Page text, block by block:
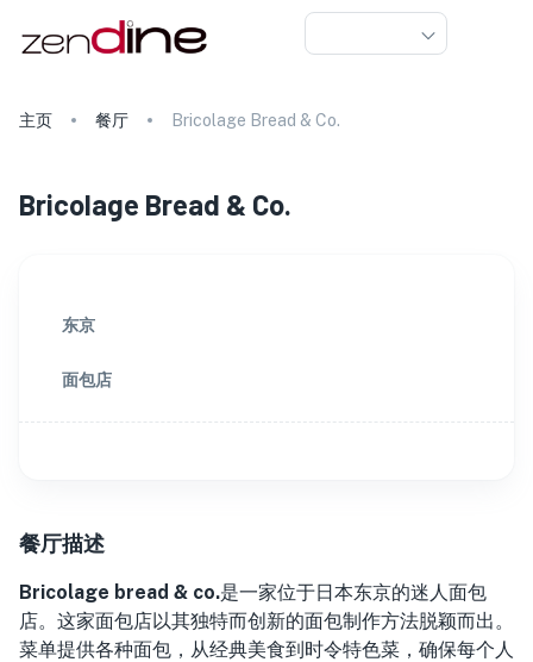
主页 餐厅 Bricolage Bread & Co.
Bricolage Bread & Co.
东京
面包店
餐厅描述
Bricolage bread & co.是一家位于日本东京的迷人面包
店。这家面包店以其独特而创新的面包制作方法脱颖而出。
菜单提供各种面包，从经典美食到时令特色菜，确保每个人